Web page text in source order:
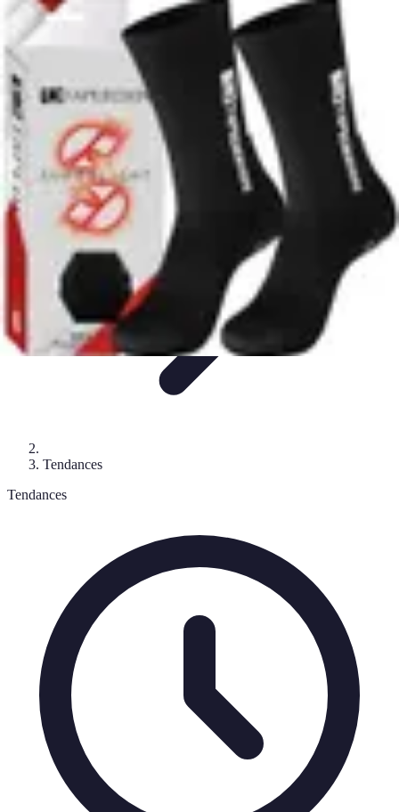
Sensations Fortes
Conseils et Astuces
Expériences Expériences Extrêmes
Activités à
TesterActivités
Sensations Fortes
Tendances
Tendances